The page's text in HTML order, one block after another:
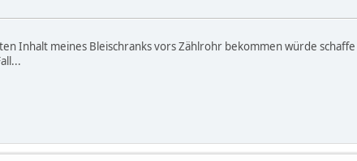
Inhalt meines Bleischranks vors Zählrohr bekommen würde